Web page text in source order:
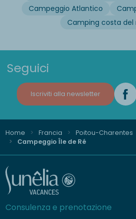
Campeggio Atlantico
Camping costa del
Seguici
Iscriviti alla newsletter
Home Francia Poitou-Charentes
Campeggio Île de Ré
Consulenza e prenotazione